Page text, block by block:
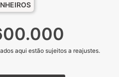
aqui estão sujeitos a reajustes.